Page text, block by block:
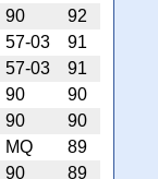
90
92
57-03
91
57-03
91
90
90
90
90
MQ
89
90
89